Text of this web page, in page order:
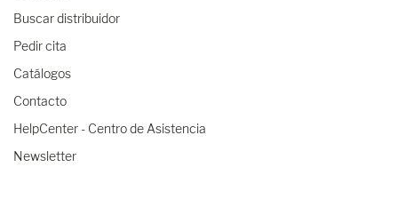
Buscar distribuidor
Pedir cita
Catálogos
Contacto
HelpCenter - Centro de Asistencia
Newsletter